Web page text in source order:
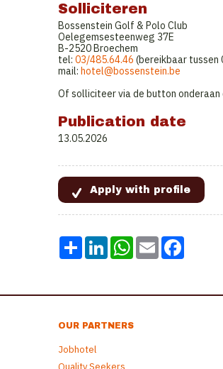
Solliciteren
Bossenstein Golf & Polo Club
Oelegemsesteenweg 37E
B-2520 Broechem
tel: 03/485.64.46 (bereikbaar tussen
mail: hotel@bossenstein.be
Of solliciteer via de button
Publication date
13.05.2026
Share LinkedInWhatsApp
Email
OUR PARTNERS
Jobhotel